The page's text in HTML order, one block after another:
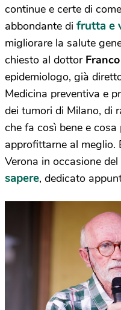
continue e certe di
abbondante di frutta e
migliorare la salute
chiesto al dottor
epidemiologo, già
Medicina preventiva e
dei tumori di Milano, di
che fa così bene e
approfittarne al meglio.
Verona in occasione
sapere, dedicato